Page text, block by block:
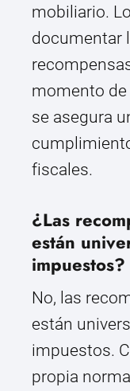
mobiliario.
documentar
momento de
se asegura
fiscales.
¿Las
están
impuestos?
No, las
están
impuestos.
propia